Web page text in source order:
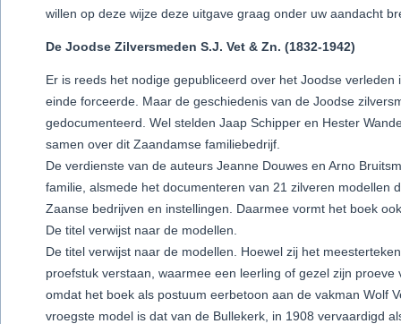
willen op deze wijze deze uitgave graag onder uw aandacht
De Joodse Zilversmeden S.J. Vet & Zn. (1832-1942)
Er is reeds het nodige gepubliceerd over het Joodse
einde forceerde. Maar de geschiedenis van de Joodse
gedocumenteerd. Wel stelden Jaap Schipper en Hester
samen over dit Zaandamse familiebedrijf.
De verdienste van de auteurs Jeanne Douwes en Arno
familie, alsmede het documenteren van 21 zilveren modellen
Zaanse bedrijven en instellingen. Daarmee vormt het boek
De titel verwijst naar de modellen.
De titel verwijst naar de modellen. Hoewel zij het
proefstuk verstaan, waarmee een leerling of gezel zijn
omdat het boek als postuum eerbetoon aan de vakman Wolf
vroegste model is dat van de Bullekerk, in 1908 vervaardigd